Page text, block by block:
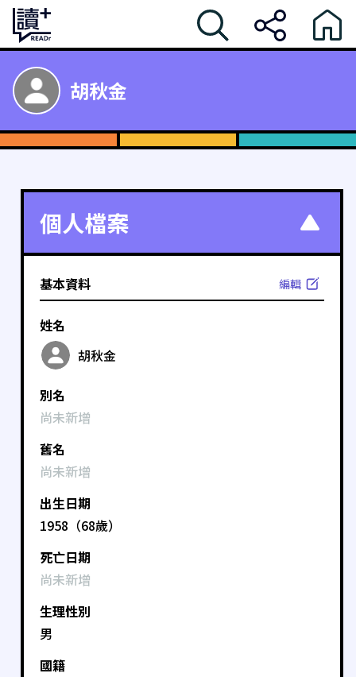
胡秋金
個人檔案
基本資料 編輯
姓名
胡秋金
別名
尚未新增
舊名
尚未新增
出生日期
1958（68歲）
死亡日期
尚未新增
生理性別
男
國籍